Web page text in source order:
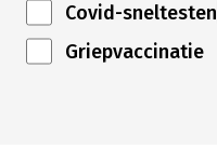
Covid-sneltesten
Griepvaccinatie